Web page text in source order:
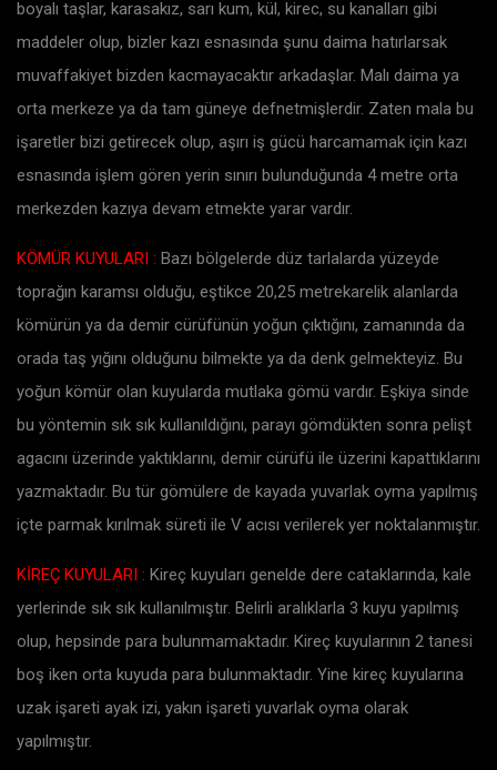
boyalı taşlar, karasakız, sarı kum, kül, kirec, su kanalları gibi
maddeler olup, bizler kazı esnasında şunu daima hatırlarsak
muvaffakiyet bizden kacmayacaktır arkadaşlar. Malı daima ya
orta merkeze ya da tam güneye defnetmişlerdir. Zaten mala bu
işaretler bizi getirecek olup, aşırı iş gücü harcamamak için kazı
esnasında işlem gören yerin sınırı bulunduğunda 4 metre orta
merkezden kazıya devam etmekte yarar vardır.
KÖMÜR KUYULARI : Bazı bölgelerde düz tarlalarda yüzeyde
toprağın karamsı olduğu, eştikce 20,25 metrekarelik alanlarda
kömürün ya da demir cürüfünün yoğun çıktığını, zamanında da
orada taş yığını olduğunu bilmekte ya da denk gelmekteyiz. Bu
yoğun kömür olan kuyularda mutlaka gömü vardır. Eşkiya sinde
bu yöntemin sık sık kullanıldığını, parayı gömdükten sonra pelişt
agacını üzerinde yaktıklarını, demir cürüfü ile üzerini kapattıklarını
yazmaktadır. Bu tür gömülere de kayada yuvarlak oyma yapılmış
içte parmak kırılmak süreti ile V acısı verilerek yer noktalanmıştır.
KİREÇ KUYULARI : Kireç kuyuları genelde dere cataklarında, kale
yerlerinde sık sık kullanılmıştır. Belirli aralıklarla 3 kuyu yapılmış
olup, hepsinde para bulunmamaktadır. Kireç kuyularının 2 tanesi
boş iken orta kuyuda para bulunmaktadır. Yine kireç kuyularına
uzak işareti ayak izi, yakın işareti yuvarlak oyma olarak
yapılmıştır.